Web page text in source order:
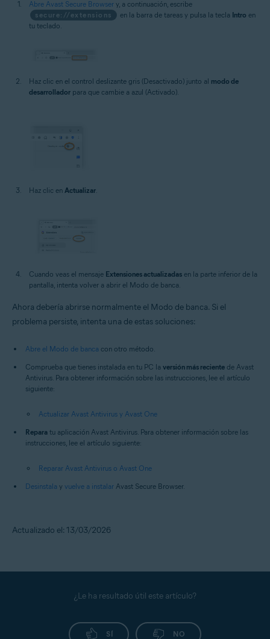
Abre Avast Secure Browser y, a continuación, escribe
secure://extensions
en la barra de tareas y pulsa la tecla Intro en
tu teclado.
Haz clic en el control deslizante gris (Desactivado) junto al modo de
desarrollador para que cambie a azul (Activado).
Haz clic en Actualizar.
Cuando veas el mensaje Extensiones actualizadas en la parte inferior de la
pantalla, intenta volver a abrir el Modo de banca.
Ahora debería abrirse normalmente el Modo de banca. Si el
problema persiste, intenta una de estas soluciones:
Abre el Modo de banca con otro método.
Comprueba que tienes instalada en tu PC la versión más reciente de Avast
Antivirus. Para obtener información sobre las instrucciones, lee el artículo
siguiente:
Actualizar Avast Antivirus y Avast One
Repara tu aplicación Avast Antivirus. Para obtener información sobre las
instrucciones, lee el artículo siguiente:
Reparar Avast Antivirus o Avast One
Desinstala y vuelve a instalar Avast Secure Browser.
Actualizado el: 13/03/2026
¿Le ha resultado útil este artículo?
SÍ NO